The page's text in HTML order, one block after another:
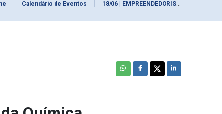
Calendário de Eventos 18/06 | EMPREENDEDORISMO - Semana do Profissional da Química